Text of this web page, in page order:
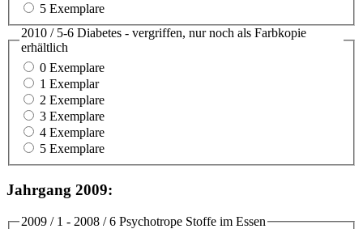
5 Exemplare
2010 / 5-6 Diabetes - vergriffen, nur noch als Farbkopie
erhältlich
0 Exemplare
1 Exemplar
2 Exemplare
3 Exemplare
4 Exemplare
5 Exemplare
Jahrgang 2009:
2009 / 1 - 2008 / 6 Psychotrope Stoffe im Essen